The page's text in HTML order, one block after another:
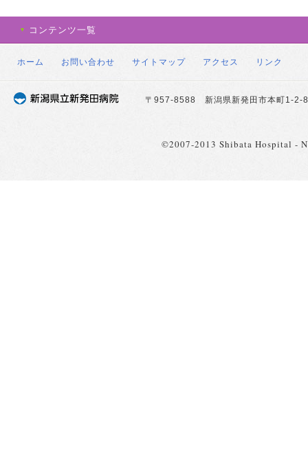
コンテンツ一覧
ホーム お問い合わせ サイトマップ アクセス リンク
〒957-8588 新潟県新発田市本町1-
©2007-2013 Shibata Hospital -